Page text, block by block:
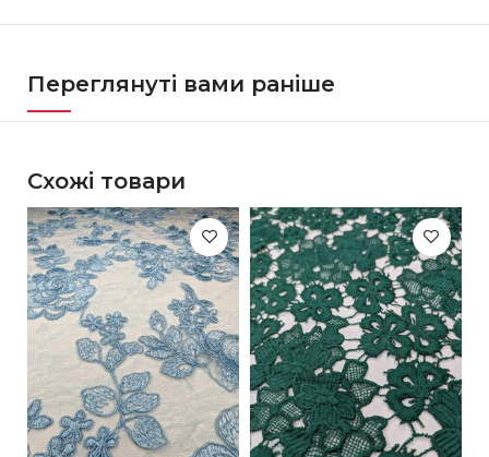
Переглянуті вами раніше
Схожі товари